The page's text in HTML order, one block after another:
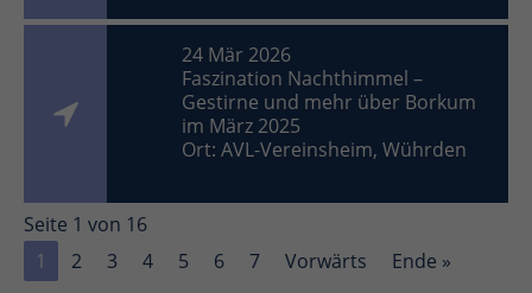
24 Mär 2026
Faszination Nachthimmel –
Gestirne und mehr über Borkum
im März 2025
Ort: AVL-Vereinsheim, Wührden
Seite 1 von 16
1
2 3 4 5 6 7 Vorwärts Ende »